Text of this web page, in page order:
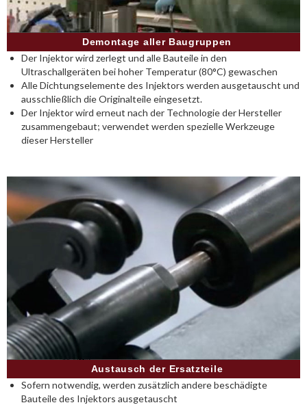
Demontage aller Baugruppen
Der Injektor wird zerlegt und alle Bauteile in den
Ultraschallgeräten bei hoher Temperatur (80°C) gewaschen
Alle Dichtungselemente des Injektors werden ausgetauscht und
ausschließlich die Originalteile eingesetzt.
Der Injektor wird erneut nach der Technologie der Hersteller
zusammengebaut; verwendet werden spezielle Werkzeuge
dieser Hersteller
Austausch der Ersatzteile
Sofern notwendig, werden zusätzlich andere beschädigte
Bauteile des Injektors ausgetauscht